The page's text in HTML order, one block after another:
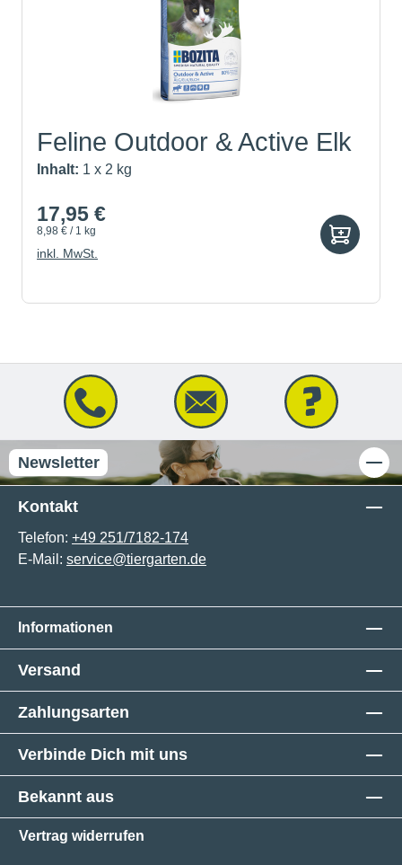
Feline Outdoor & Active Elk
Inhalt: 1 x 2 kg
17,95 €
8,98 € / 1 kg
inkl. MwSt.
Newsletter
Kontakt
Telefon: +49 251/7182-174
E-Mail: service@tiergarten.de
Informationen
Versand
Zahlungsarten
Verbinde Dich mit uns
Bekannt aus
Vertrag widerrufen